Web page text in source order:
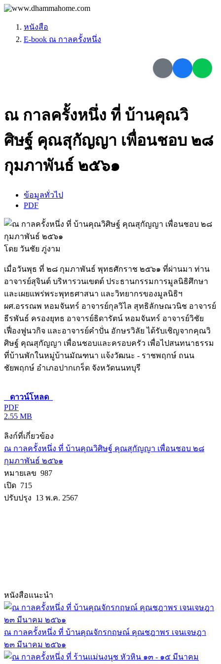
หนังสือ
E-book ณ กาลครั้งหนึ่ง
ณ กาลครั้งหนึ่ง ที่ บ้านคุณวิ
ศิษฐ์ คุณสุกัญญา เพื่อนชอบ ๒๘
กุมภาพันธ์ ๒๕๖๑
ข้อมูลทั่วไป
PDF
โดย วันชัย ภู่งาม
เมื่อวันพุธ ที่ ๒๘ กุมภาพันธ์ พุทธศักราช ๒๕๖๑ ที่ผ่านมา ท่าน
อาจารย์สุจินต์ บริหารวนเขตต์ ประธานกรรมการมูลนิธิศึกษา
และเผยแพร่พระพุทธศาสนา และวิทยากรของมูลนิธิฯ
ผศ.อรรณพ หอมจันทร์ อาจารย์กุลวิไล สุทธิลักษณวนิช อาจารย์
ธีรพันธ์ ครองยุทธ อาจารย์ธิดารัตน์ หอมจันทร์ อาจารย์วิชัย
เฟื่องฟูนวกิจ และอาจารย์คำปั่น อักษรวิลัย ได้รับเชิญจากคุณวิ
ศิษฐ์ คุณสุกัญญา เพื่อนชอบและครอบครัว เพื่อไปสนทนาธรรม
ที่บ้านพักในหมู่บ้านมัณฑนา แจ้งวัฒนะ - ราชพฤกษ์ ถนน
ชัยพฤกษ์ อำเภอปากเกร็ด จังหวัดนนทบุรี
ดาวน์โหลด
PDF
2.55 MB
ลิงก์ที่เกี่ยวข้อง
ณ กาลครั้งหนึ่ง ที่ บ้านคุณวิศิษฐ์ คุณสุกัญญา เพื่อนชอบ ๒๘
กุมภาพันธ์ ๒๕๖๑
หมายเลข 987
เปิด 715
ปรับปรุง 13 พ.ค. 2567
หนังสือแนะนำ
ณ กาลครั้งหนึ่ง ที่ บ้านคุณจักรกฤษณ์ คุณชฎาพร เจนเจษฎา
๒๓ มีนาคม ๒๕๖๑